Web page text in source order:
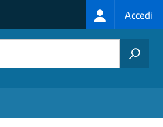
Login
menu
Accedi